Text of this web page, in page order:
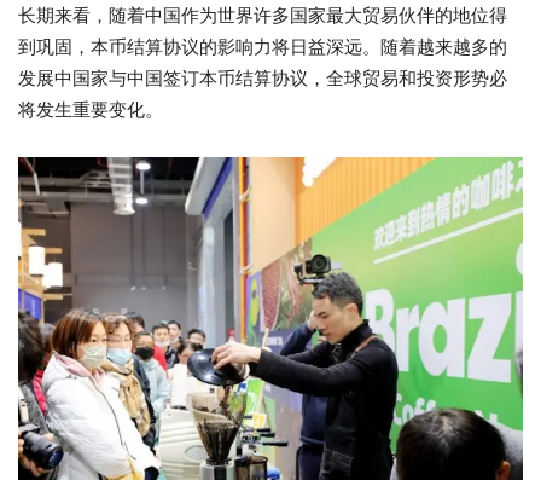
长期来看，随着中国作为世界许多国家最大贸易伙伴的地位得
到巩固，本币结算协议的影响力将日益深远。随着越来越多的
发展中国家与中国签订本币结算协议，全球贸易和投资形势必
将发生重要变化。